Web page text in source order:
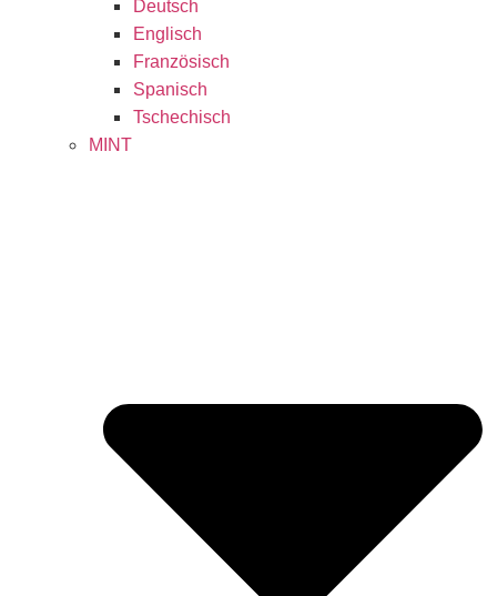
Deutsch
Englisch
Französisch
Spanisch
Tschechisch
MINT